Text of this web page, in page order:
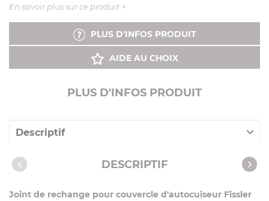
En savoir plus sur ce produit +
PLUS D'INFOS PRODUIT
AIDE AU CHOIX
PLUS D'INFOS PRODUIT
Descriptif
Caractéristiques DESCRIPTIF
Joint de rechange pour couvercle d'autocuiseur Fissler